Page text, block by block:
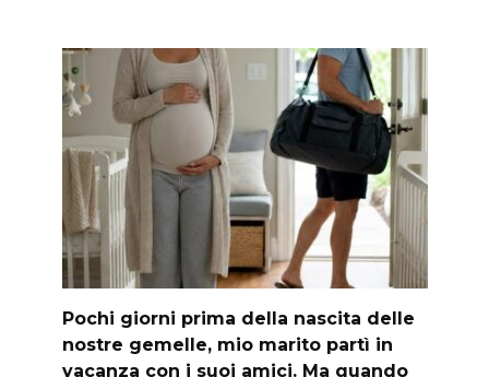
Pochi giorni prima della nascita delle
nostre gemelle, mio marito partì in
vacanza con i suoi amici. Ma quando